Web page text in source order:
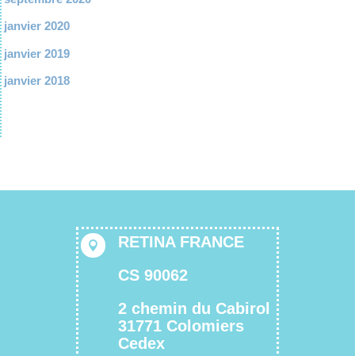
janvier 2020
janvier 2019
janvier 2018

RETINA FRANCE
CS 90062
2 chemin du Cabirol
31771 Colomiers
Cedex